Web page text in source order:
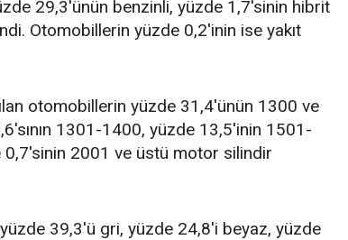
29,3'ünün benzinli, yüzde 1,7'sinin hibrit
Otomobillerin yüzde 0,2'inin ise yakıt
otomobillerin yüzde 31,4'ünün 1300 ve
1301-1400, yüzde 13,5'inin 1501-
2001 ve üstü motor silindir
39,3'ü gri, yüzde 24,8'i beyaz, yüzde